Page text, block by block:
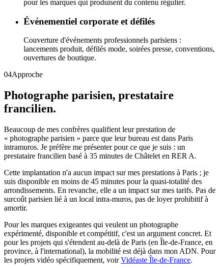
pour les marques qui produisent du contenu régulier.
Événementiel corporate et défilés
Couverture d'événements professionnels parisiens :
lancements produit, défilés mode, soirées presse, conventions,
ouvertures de boutique.
04Approche
Photographe parisien, prestataire
francilien.
Beaucoup de mes confrères qualifient leur prestation de
« photographe parisien » parce que leur bureau est dans Paris
intramuros. Je préfère me présenter pour ce que je suis : un
prestataire francilien basé à 35 minutes de Châtelet en RER A.
Cette implantation n'a aucun impact sur mes prestations à Paris ; je
suis disponible en moins de 45 minutes pour la quasi-totalité des
arrondissements. En revanche, elle a un impact sur mes tarifs. Pas de
surcoût parisien lié à un local intra-muros, pas de loyer prohibitif à
amortir.
Pour les marques exigeantes qui veulent un photographe
expérimenté, disponible et compétitif, c'est un argument concret. Et
pour les projets qui s'étendent au-delà de Paris (en Île-de-France, en
province, à l'international), la mobilité est déjà dans mon ADN. Pour
les projets vidéo spécifiquement, voir Vidéaste Île-de-France.